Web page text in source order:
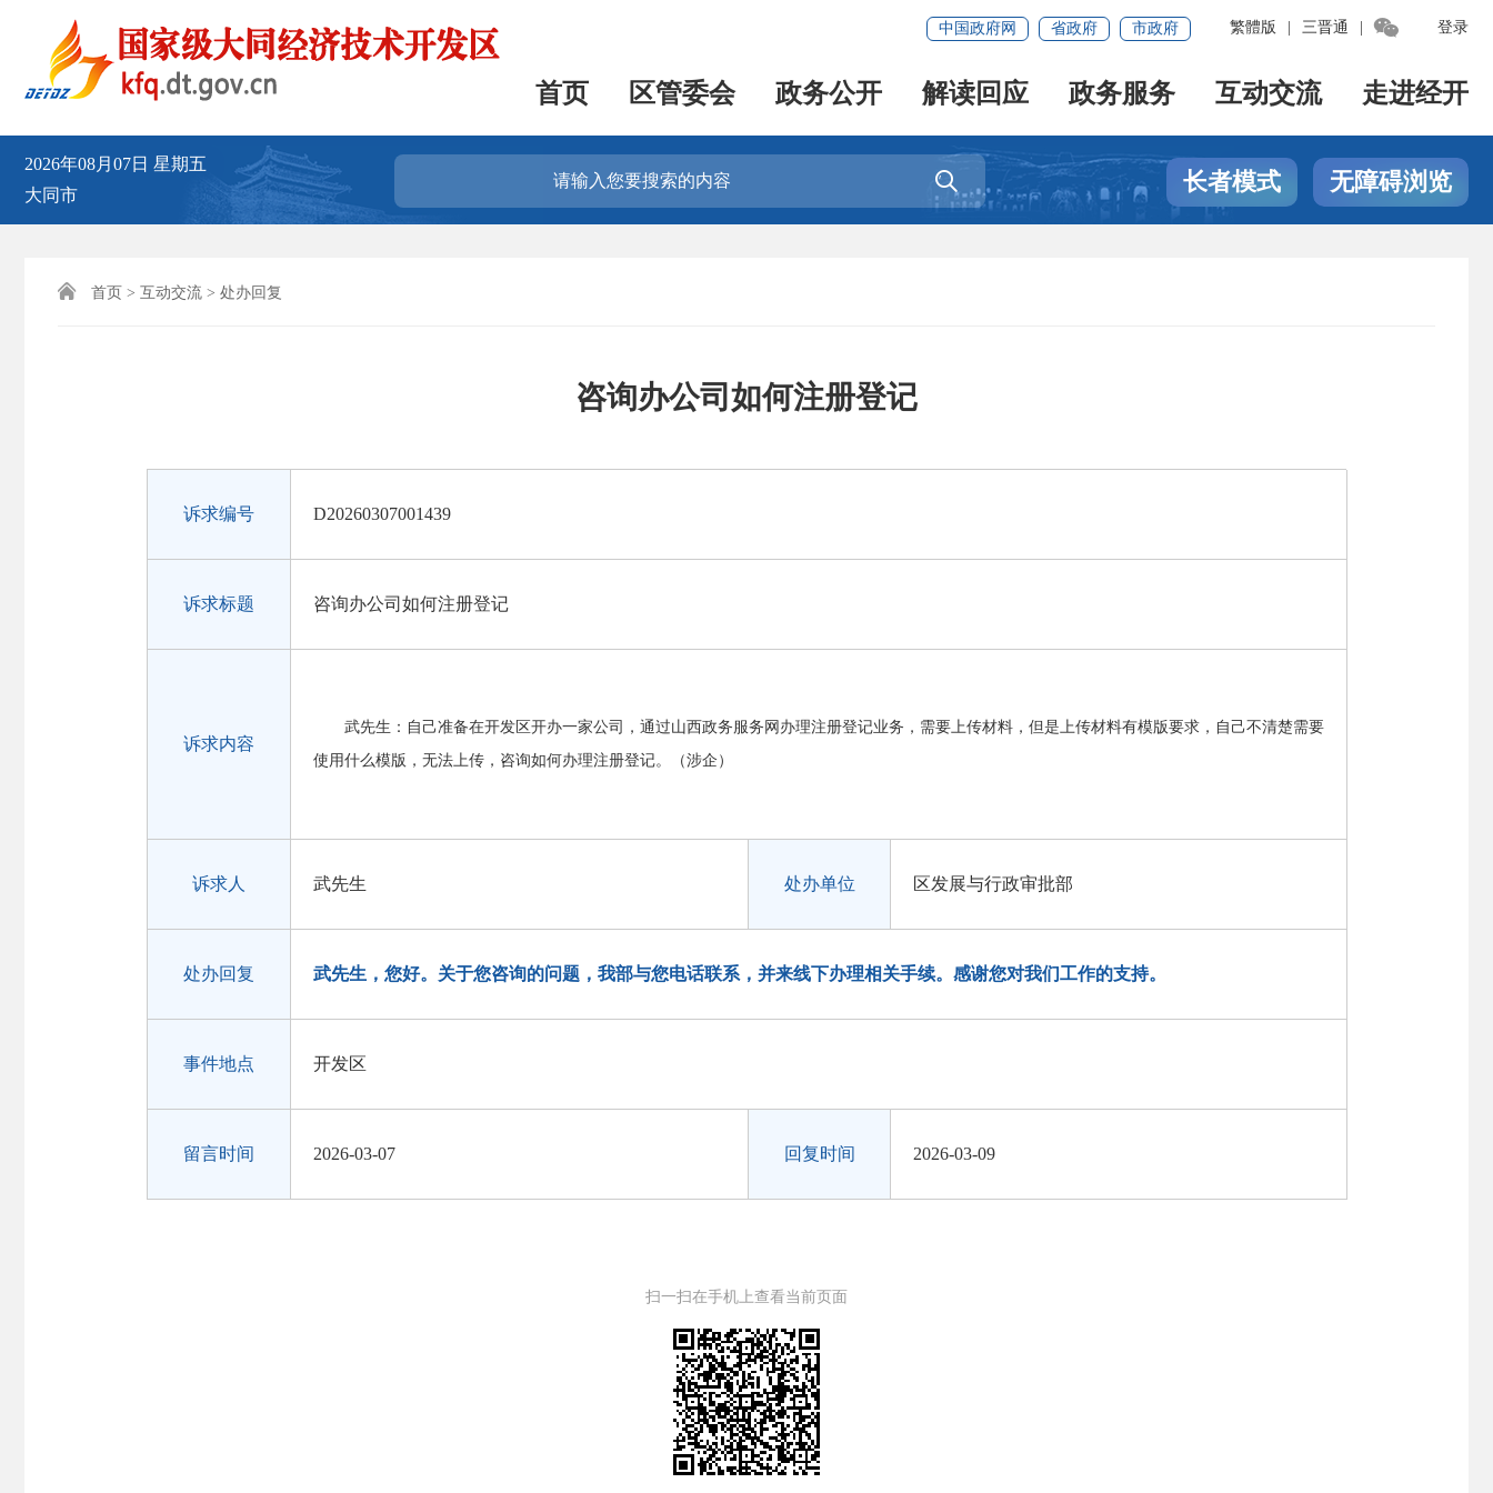
登录
繁體版 三晋通 
中国政府网 省政府 市政府
首页 区管委会 政务公开 解读回应 政务服务 互动交流 走进经开
2026年08月07日 星期五
大同市
 长者模式 无障碍浏览
 首页 > 互动交流 > 处办回复
咨询办公司如何注册登记
诉求编号 D20260307001439
诉求标题 咨询办公司如何注册登记
诉求内容
武先生：自己准备在开发区开办一家公司，通过山西政务服务网办理注册登记业务，需要上传材料，但是上传材料有模版要求，自己不清楚需要
使用什么模版，无法上传，咨询如何办理注册登记。（涉企）
诉求人 武先生 处办单位 区发展与行政审批部
处办回复 武先生，您好。关于您咨询的问题，我部与您电话联系，并来线下办理相关手续。感谢您对我们工作的支持。
事件地点 开发区
留言时间 2026-03-07 回复时间 2026-03-09
扫一扫在手机上查看当前页面